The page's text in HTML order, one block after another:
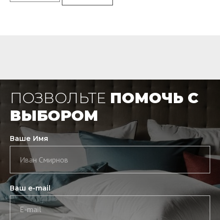
ПОЗВОЛЬТЕ ПОМОЧЬ С
ВЫБОРОМ
Ваше Имя
Иван Смирнов
Ваш e-mail
E-mail